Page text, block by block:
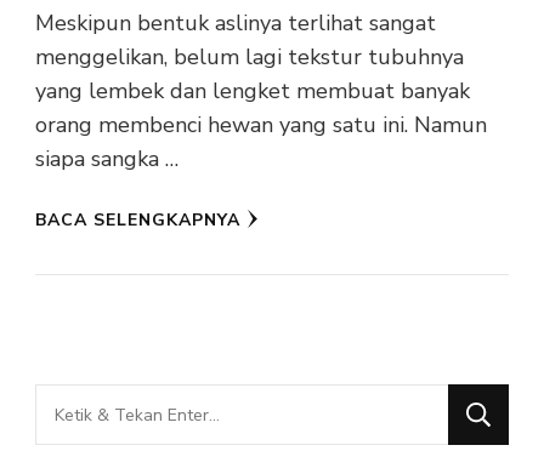
Meskipun bentuk aslinya terlihat sangat
menggelikan, belum lagi tekstur tubuhnya
yang lembek dan lengket membuat banyak
orang membenci hewan yang satu ini. Namun
siapa sangka …
BACA SELENGKAPNYA
Mencari
Sesuatu?